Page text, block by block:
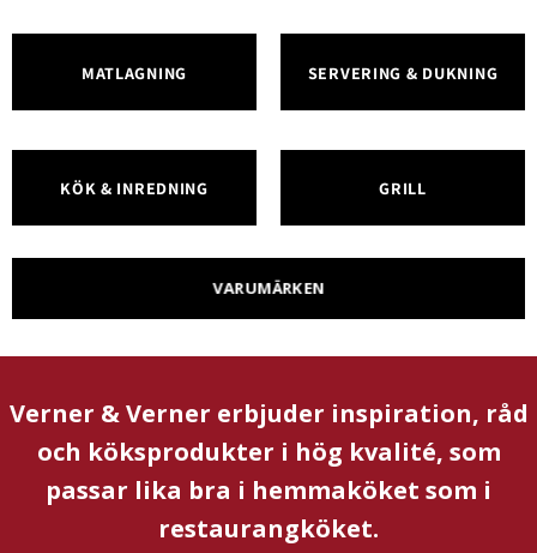
MATLAGNING SERVERING & DUKNING
KÖK & INREDNING GRILL
VARUMÄRKEN
Verner & Verner erbjuder inspiration, råd
och köksprodukter i hög kvalité, som
passar lika bra i hemmaköket som i
restaurangköket.